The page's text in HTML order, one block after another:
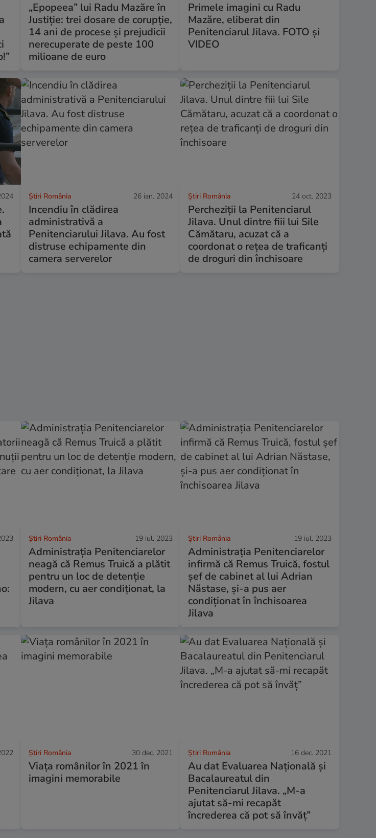
„Epopeea” lui Radu Mazăre în
Justiție: trei dosare de corupție,
14 ani de procese și prejudicii
nerecuperate de peste 100
milioane de euro
Primele imagini cu Radu
Mazăre, eliberat din
Penitenciarul Jilava. FOTO și
VIDEO
Știri România 26 ian. 2024
Incendiu în clădirea
administrativă a
Penitenciarului Jilava. Au fost
distruse echipamente din
camera serverelor
Știri România 24 oct. 2023
Percheziții la Penitenciarul
Jilava. Unul dintre fiii lui Sile
Cămătaru, acuzat că a
coordonat o rețea de traficanți
de droguri din închisoare
Știri România 19 iul. 2023
Administrația Penitenciarelor
neagă că Remus Truică a plătit
pentru un loc de detenţie
modern, cu aer condiționat, la
Jilava
Știri România 19 iul. 2023
Administrația Penitenciarelor
infirmă că Remus Truică, fostul
șef de cabinet al lui Adrian
Năstase, și-a pus aer
condiționat în închisoarea
Jilava
Știri România 30 dec. 2021
Viața românilor în 2021 în
imagini memorabile
Știri România 16 dec. 2021
Au dat Evaluarea Națională și
Bacalaureatul din
Penitenciarul Jilava. „M-a
ajutat să-mi recapăt
încrederea că pot să învăț”